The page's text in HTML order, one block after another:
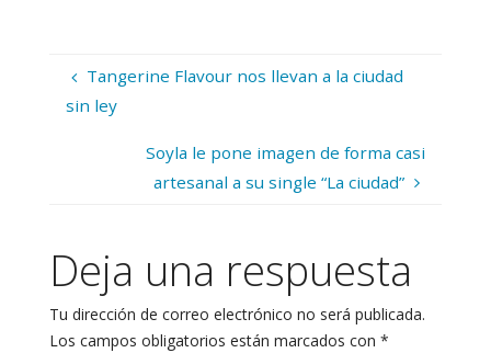
Tangerine Flavour nos llevan a la ciudad
sin ley
Soyla le pone imagen de forma casi
artesanal a su single “La ciudad”
Deja una respuesta
Tu dirección de correo electrónico no será publicada.
Los campos obligatorios están marcados con *